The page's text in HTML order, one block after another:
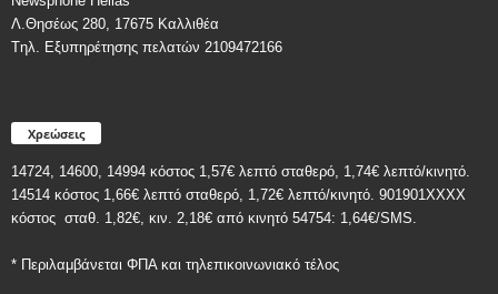
Λ.Θησέως 280, 17675 Καλλιθέα
Tηλ. Εξυπηρέτησης πελατών 2109472166
Χρεώσεις
14724, 14600, 14994 κόστος 1,57€ λεπτό σταθερό, 1,74€ λεπτό/κινητό.
14514 κόστος 1,66€ λεπτό σταθερό, 1,72€ λεπτό/κινητό. 901901ΧΧΧΧ
κόστος σταθ. 1,82€, κιν. 2,18€ από κινητό 54754: 1,64€/SMS.
* Περιλαμβάνεται ΦΠΑ και τηλεπικοινωνιακό τέλος